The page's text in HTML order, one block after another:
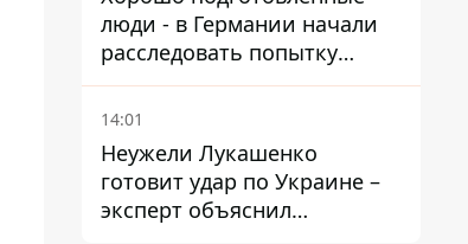
люди - в Германии начали
расследовать попытку
ударить дроном по
украинскому самолету на
14:01
Неужели Лукашенко
готовит удар по Украине –
эксперт объяснил